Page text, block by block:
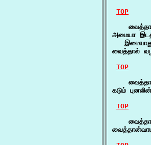
TOP
அமையா
வைத்தால்
TOP
கடும்
TOP